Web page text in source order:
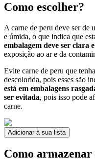
Como escolher?
A carne de peru deve ser de
e úmida, o que indica que
embalagem deve ser clara
exposição ao ar e da
Evite carne de peru que
descolorida, pois esses são
está em embalagens
ser evitada, pois isso pode
carne.
Adicionar à sua lista
Como